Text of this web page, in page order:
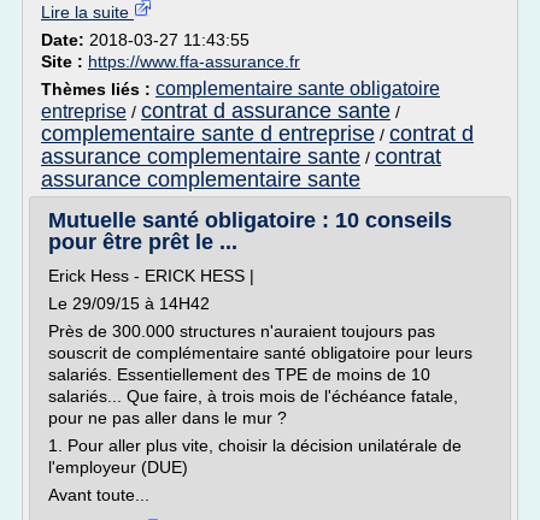
Lire la suite
Date: 2018-03-27 11:43:55
Site : https://www.ffa-assurance.fr
Thèmes liés : complementaire sante obligatoire
entreprise / contrat d assurance sante /
complementaire sante d entreprise / contrat d
assurance complementaire sante / contrat
assurance complementaire sante
Mutuelle santé obligatoire : 10 conseils
pour être prêt le ...
Erick Hess - ERICK HESS |
Le 29/09/15 à 14H42
Près de 300.000 structures n'auraient toujours pas
souscrit de complémentaire santé obligatoire pour leurs
salariés. Essentiellement des TPE de moins de 10
salariés... Que faire, à trois mois de l'échéance fatale,
pour ne pas aller dans le mur ?
1. Pour aller plus vite, choisir la décision unilatérale de
l'employeur (DUE)
Avant toute...